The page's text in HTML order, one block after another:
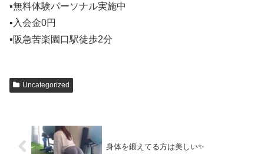
▪️無料体験パーソナル実施中
▪️入会金0円
▪️阪急苦楽園口駅徒歩2分
Uncategorized
身体を鍛えてる方は美しい✨